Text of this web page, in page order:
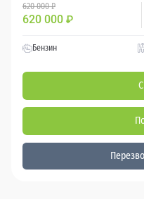
620 000 ₽
620 000 ₽
Бензин